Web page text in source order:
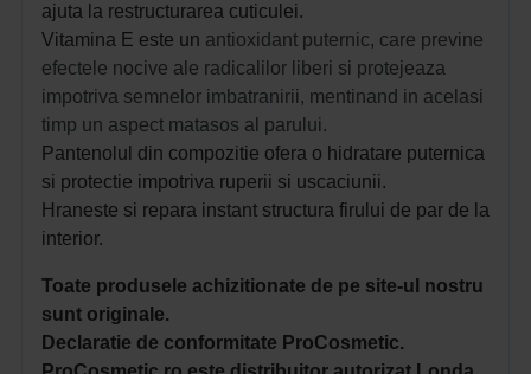
ajuta la restructurarea cuticulei.
Vitamina E este un antioxidant puternic, care previne
efectele nocive ale radicalilor liberi si protejeaza
impotriva semnelor imbatranirii, mentinand in acelasi
timp un aspect matasos al parului.
Pantenolul din compozitie ofera o hidratare puternica
si protectie impotriva ruperii si uscaciunii.
Hraneste si repara instant structura firului de par de la
interior.
Toate produsele achizitionate de pe site-ul nostru
sunt originale.
Declaratie de conformitate ProCosmetic.